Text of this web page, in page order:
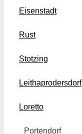
Eisenstadt
Rust
Stotzing
Leithaprodersdorf
Loretto
Portendorf